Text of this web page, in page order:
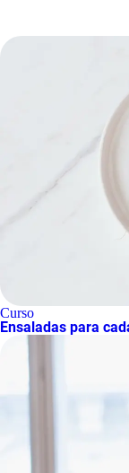
Curso
Ensaladas para